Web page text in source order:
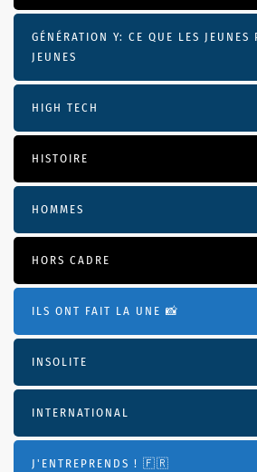
GÉNÉRATION Y: CE QUE LES JEUNES
JEUNES
HIGH TECH
HISTOIRE
HOMMES
HORS CADRE
ILS ONT FAIT LA UNE 📸
INSOLITE
INTERNATIONAL
J'ENTREPRENDS ! 🇫🇷